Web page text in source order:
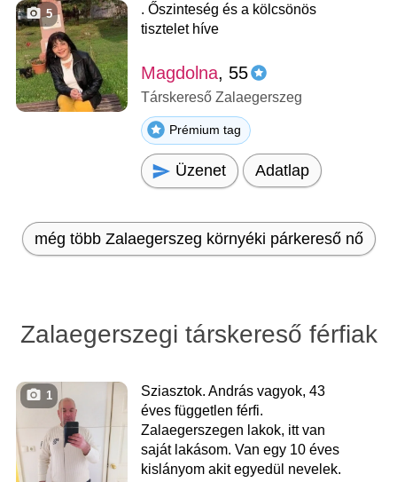
5
. Őszinteség és a kölcsönös
tisztelet híve
Magdolna, 55
Társkereső Zalaegerszeg
Prémium tag
Üzenet Adatlap
még több Zalaegerszeg környéki párkereső nő
Zalaegerszegi társkereső férfiak
1
Sziasztok. András vagyok, 43
éves független férfi.
Zalaegerszegen lakok, itt van
saját lakásom. Van egy 10 éves
kislányom akit egyedül nevelek.